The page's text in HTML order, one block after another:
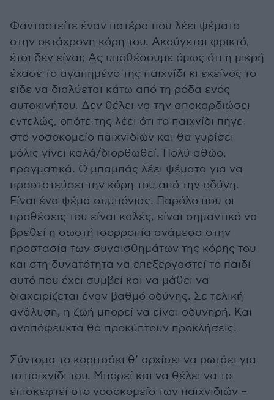
Φανταστείτε έναν πατέρα που λέει ψέματα
στην οκτάχρονη κόρη του. Ακούγεται φρικτό,
έτσι δεν είναι; Ας υποθέσουμε όμως ότι η μικρή
έχασε το αγαπημένο της παιχνίδι κι εκείνος το
είδε να διαλύεται κάτω από τη ρόδα ενός
αυτοκινήτου. Δεν θέλει να την αποκαρδιώσει
εντελώς, οπότε της λέει ότι το παιχνίδι πήγε
στο νοσοκομείο παιχνιδιών και θα γυρίσει
μόλις γίνει καλά/διορθωθεί. Πολύ αθώο,
πραγματικά. Ο μπαμπάς λέει ψέματα για να
προστατεύσει την κόρη του από την οδύνη.
Είναι ένα ψέμα συμπόνιας. Παρόλο που οι
προθέσεις του είναι καλές, είναι σημαντικό να
βρεθεί η σωστή ισορροπία ανάμεσα στην
προστασία των συναισθημάτων της κόρης του
και στη δυνατότητα να επεξεργαστεί το παιδί
αυτό που έχει συμβεί και να μάθει να
διαχειρίζεται έναν βαθμό οδύνης. Σε τελική
ανάλυση, η ζωή μπορεί να είναι οδυνηρή. Και
αναπόφευκτα θα προκύπτουν προκλήσεις.
Σύντομα το κοριτσάκι θ’ αρχίσει να ρωτάει για
το παιχνίδι του. Μπορεί και να θέλει να το
επισκεφτεί στο νοσοκομείο των παιχνιδιών –